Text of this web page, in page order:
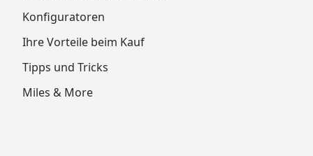
Konfiguratoren
Ihre Vorteile beim Kauf
Tipps und Tricks
Miles & More